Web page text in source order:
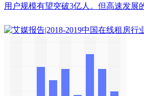
用户规模有望突破3亿人。但高速发展